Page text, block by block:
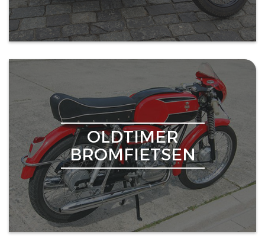
OLDTIMER
BROMFIETSEN